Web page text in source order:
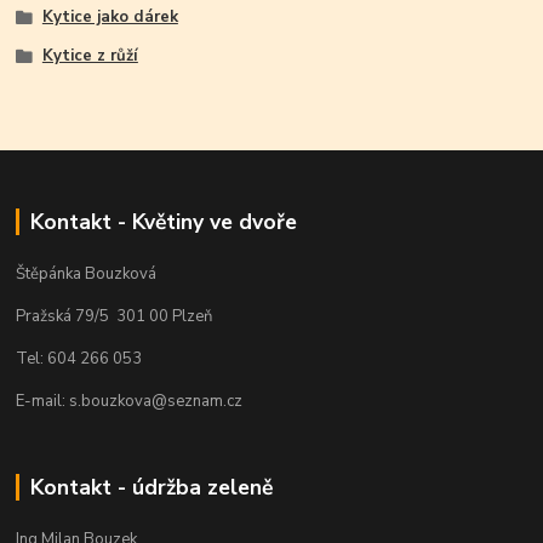
Kytice jako dárek
Kytice z růží
Kontakt - Květiny ve dvoře
Štěpánka Bouzková
Pražská 79/5 301 00 Plzeň
Tel: 604 266 053
E-mail: s.bouzkova@seznam.cz
Kontakt - údržba zeleně